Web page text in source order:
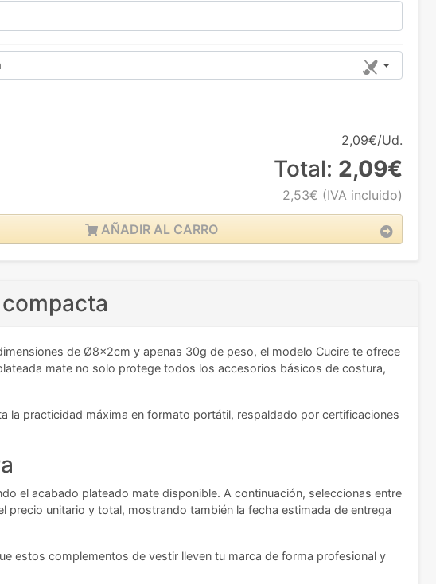
2,09€/Ud.
Total: 2,09€
2,53€ (IVA incluido)
AÑADIR AL CARRO
de Ø8x2cm y apenas 30g de peso, el modelo Cucire te ofrece
mate no solo protege todos los accesorios básicos de costura,
la practicidad máxima en formato portátil, respaldado por certificaciones
el acabado plateado mate disponible. A continuación, seleccionas entre
precio unitario y total, mostrando también la fecha estimada de entrega
estos complementos de vestir lleven tu marca de forma profesional y